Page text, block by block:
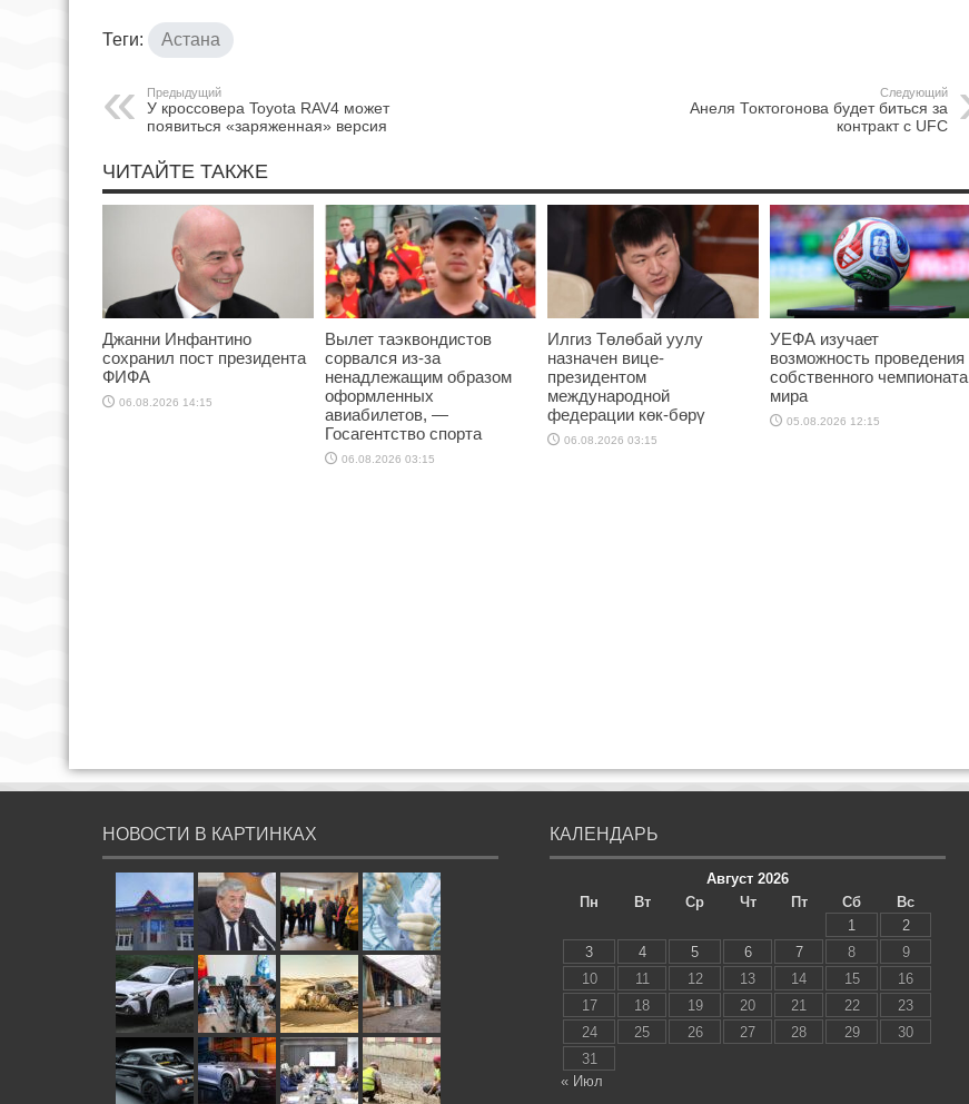
Теги: Астана
Предыдущий
У кроссовера Toyota RAV4 может
появиться «заряженная» версия
Следующий
Анеля Токтогонова будет биться за
контракт с UFC
ЧИТАЙТЕ ТАКЖЕ
Джанни Инфантино
сохранил пост президента
ФИФА
06.08.2026 14:15
Вылет таэквондистов
сорвался из-за
ненадлежащим образом
оформленных
авиабилетов, —
Госагентство спорта
06.08.2026 03:15
Илгиз Төлөбай уулу
назначен вице-
президентом
международной
федерации көк-бөрү
06.08.2026 03:15
УЕФА изучает
возможность проведения
собственного чемпионата
мира
05.08.2026 12:15
НОВОСТИ В КАРТИНКАХ КАЛЕНДАРЬ
Август 2026
Пн
Вт Ср Чт Пт Сб
Вс
1
2
3
4 5 6 7 8
9
10
11 12 13 14 15
16
17
18 19 20 21 22
23
24
25 26 27 28 29
30
31
« Июл